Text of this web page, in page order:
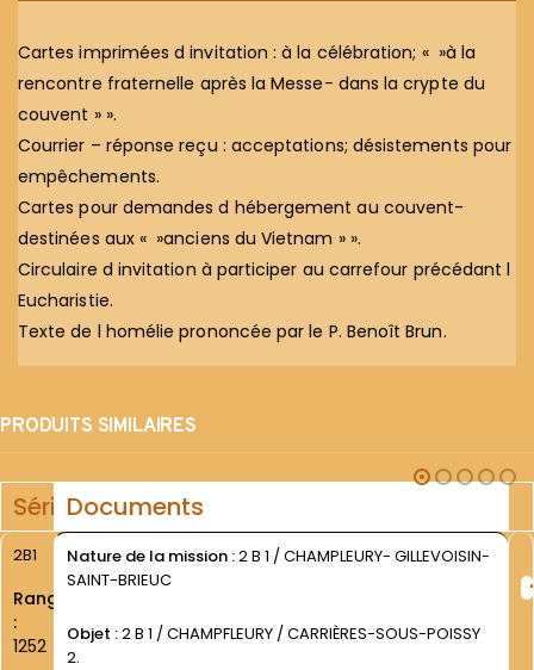
Cartes imprimées d invitation : à la célébration; « »à la
rencontre fraternelle après la Messe- dans la crypte du
couvent » ».
Courrier – réponse reçu : acceptations; désistements pour
empêchements.
Cartes pour demandes d hébergement au couvent-
destinées aux « »anciens du Vietnam » ».
Circulaire d invitation à participer au carrefour précédant l
Eucharistie.
Texte de l homélie prononcée par le P. Benoît Brun.
PRODUITS SIMILAIRES
SérieDocuments
2B1
Rang
:
1252
Nature de la mission :2 B 1 / CHAMPLEURY- GILLEVOISIN-
SAINT-BRIEUC
Objet :2 B 1 / CHAMPFLEURY / CARRIÈRES-SOUS-POISSY
2.